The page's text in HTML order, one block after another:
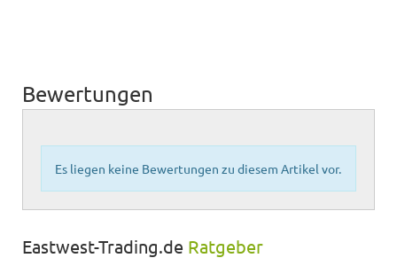
Bewertungen
Es liegen keine Bewertungen zu diesem Artikel vor.
Eastwest-Trading.de Ratgeber